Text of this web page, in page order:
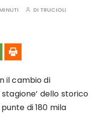
DI TRUCIOLI
il cambio di
dello storico
di 180 mila